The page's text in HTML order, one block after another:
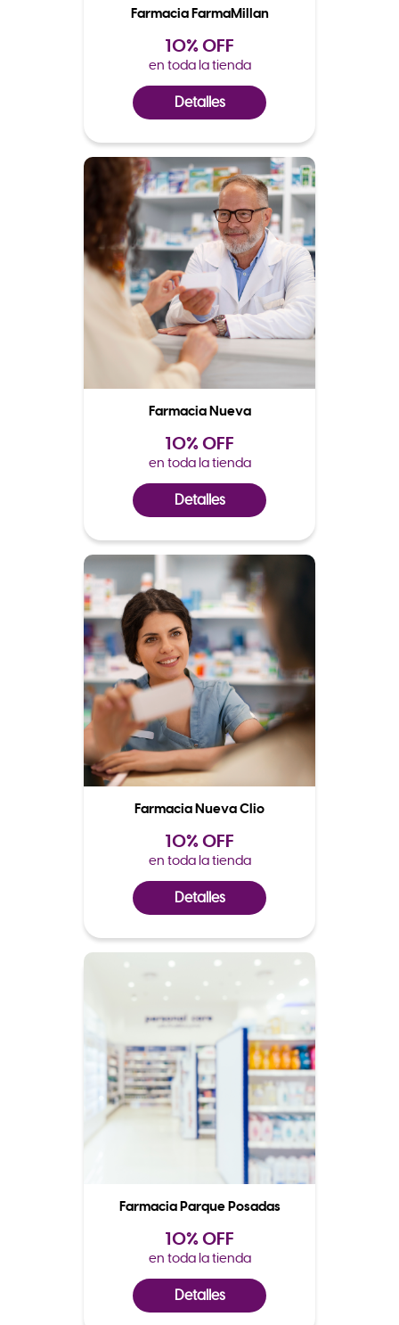
Farmacia FarmaMillan
10% OFF
en toda la tienda
Detalles
Farmacia Nueva
10% OFF
en toda la tienda
Detalles
Farmacia Nueva Clio
10% OFF
en toda la tienda
Detalles
Farmacia Parque Posadas
10% OFF
en toda la tienda
Detalles